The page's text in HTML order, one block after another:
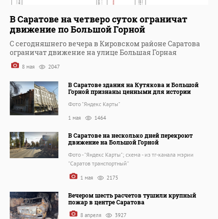
В Саратове на четверо суток ограничат
движение по Большой Горной
С сегодняшнего вечера в Кировском районе Саратова
ограничат движение на улице Большая Горная
8 мая 2047
В Саратове здания на Кутякова и Большой
Горной признаны ценными для истории
Фото "Яндекс Карты"
1 мая 1464
В Саратове на несколько дней перекроют
движение на Большой Горной
Фото - "Яндекс Карты"; схема - из тг-канала мэрии
"Саратов транспортный"
1 мая 2175
Вечером шесть расчетов тушили крупный
пожар в центре Саратова
8 апреля 3927